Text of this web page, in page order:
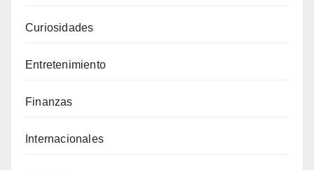
Curiosidades
Entretenimiento
Finanzas
Internacionales